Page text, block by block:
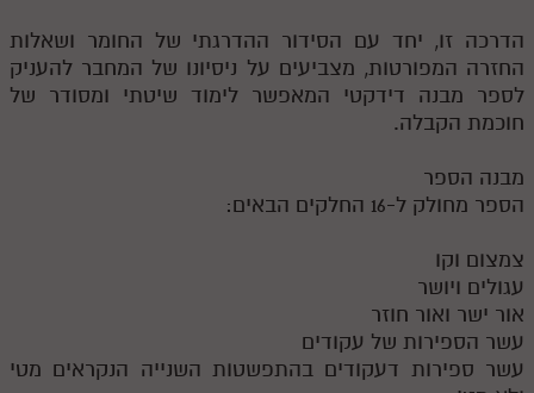
הדרכה זו, יחד עם הסידור ההדרגתי של החומר ושאלות
החזרה המפורטות, מצביעים על ניסיונו של המחבר להעניק
לספר מבנה דידקטי המאפשר לימוד שיטתי ומסודר של
חוכמת הקבלה.
מבנה הספר
הספר מחולק ל-16 החלקים הבאים:
צמצום וקו
עגולים ויושר
אור ישר ואור חוזר
עשר הספירות של עקודים
עשר ספירות דעקודים בהתפשטות השנייה הנקראים מטי